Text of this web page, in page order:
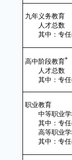
九年义务教育
人才总数
其中：专任
高中阶段教育*
人才总数
其中：专任
职业教育
中等职业学
其中：专任
高等职业学
其中：专任